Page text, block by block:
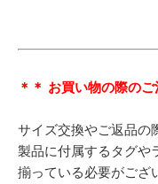
＊＊ お買い物の際のご
サイズ交換やご返品の
製品に付属するタグや
揃っている必要がござ